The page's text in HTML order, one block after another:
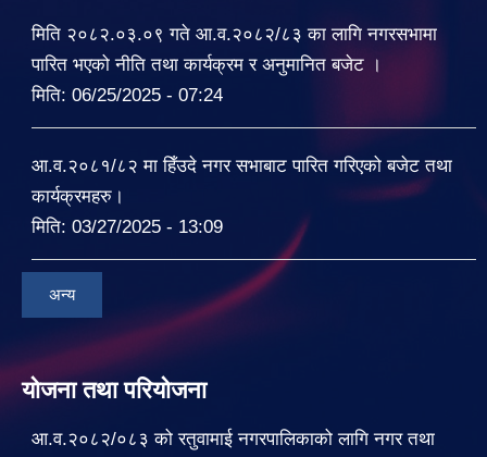
मिति २०८२.०३.०९ गते आ.व.२०८२/८३ का लागि नगरसभामा
पारित भएको नीति तथा कार्यक्रम र अनुमानित बजेट ।
मिति: 06/25/2025 - 07:24
आ.व.२०८१/८२ मा हिँउदे नगर सभाबाट पारित गरिएको बजेट तथा
कार्यक्रमहरु।
मिति: 03/27/2025 - 13:09
अन्य
योजना तथा परियोजना
आ.व.२०८२/०८३ को रतुवामाई नगरपालिकाको लागि नगर तथा